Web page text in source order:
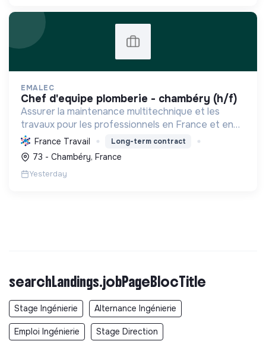
EMALEC
chef d'equipe plomberie - chambéry (h/f)
Assurer la maintenance multitechnique et les
travaux pour les professionnels en France et en
Europe, en intégrant des solutions durables et en
promouvant un environnement de travail éthique
et inclusi...
France Travail Long-term contract
73 - Chambéry, France
Yesterday
searchLandings.jobPageBlocTitle
Stage Ingénierie Alternance Ingénierie
Emploi Ingénierie Stage Direction